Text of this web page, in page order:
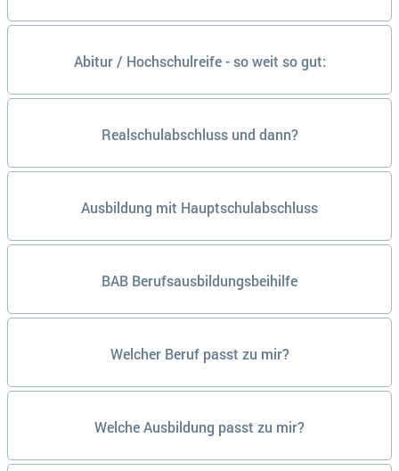
Abitur / Hochschulreife - so weit so gut:
Realschulabschluss und dann?
Ausbildung mit Hauptschulabschluss
BAB Berufsausbildungsbeihilfe
Welcher Beruf passt zu mir?
Welche Ausbildung passt zu mir?